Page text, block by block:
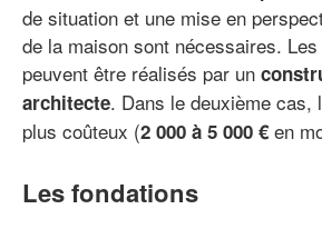
de situation et une mise en
de la maison sont nécessaires.
peuvent être réalisés par un
architecte. Dans le deuxième cas,
plus coûteux (2 000 à 5 000 € en
Les fondations